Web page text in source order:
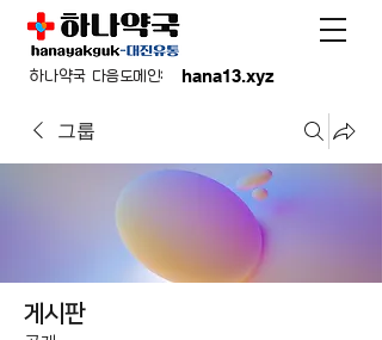
hana13.xyz
하나약국 다음도메인:
그룹
게시판